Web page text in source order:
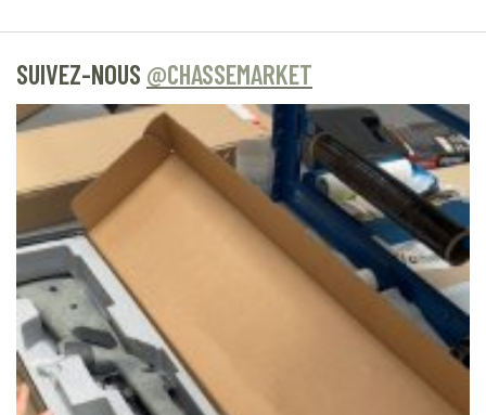
SUIVEZ-NOUS @CHASSEMARKET